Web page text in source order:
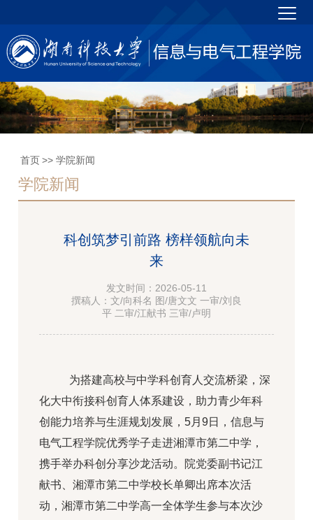
首页 >> 学院新闻
学院新闻
科创筑梦引前路 榜样领航向未
来
发文时间：2026-05-11
撰稿人：文/向科名 图/唐文文 一审/刘良
平 二审/江献书 三审/卢明
为搭建高校与中学科创育人交流桥梁，深
化大中衔接科创育人体系建设，助力青少年科
创能力培养与生涯规划发展，5月9日，信息与
电气工程学院优秀学子走进湘潭市第二中学，
携手举办科创分享沙龙活动。院党委副书记江
献书、湘潭市第二中学校长单卿出席本次活
动，湘潭市第二中学高一全体学生参与本次沙